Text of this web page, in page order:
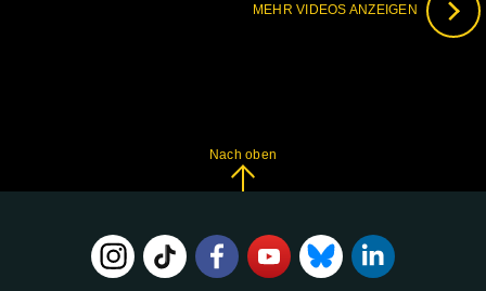
MEHR VIDEOS ANZEIGEN
Nach oben